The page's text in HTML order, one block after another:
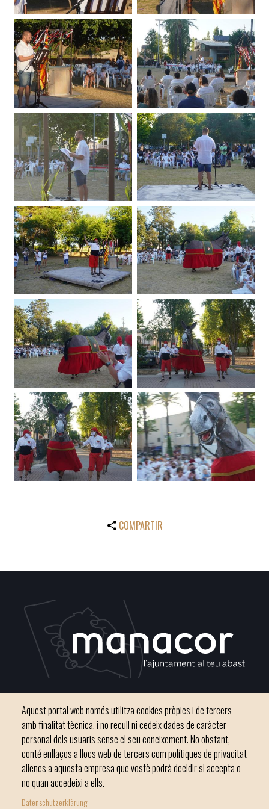
COMPARTIR
Inici Ajuntament El nostre municipi
Phone 971 84 91 00 - CIF: P0703300D
Aquest portal web només utilitza cookies pròpies i de tercers
amb finalitat tècnica, i no recull ni cedeix dades de caràcter
personal dels usuaris sense el seu coneixement. No obstant,
conté enllaços a llocs web de tercers com polítiques de privacitat
alienes a aquesta empresa que vostè podrà decidir si accepta o
no quan accedeixi a ells.
Datenschutzerklärung